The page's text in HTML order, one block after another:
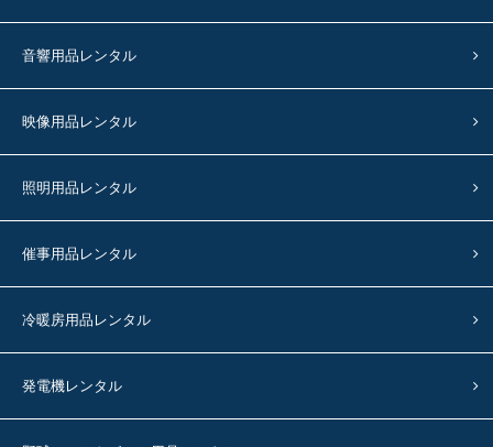
音響用品レンタル
映像用品レンタル
照明用品レンタル
催事用品レンタル
冷暖房用品レンタル
発電機レンタル